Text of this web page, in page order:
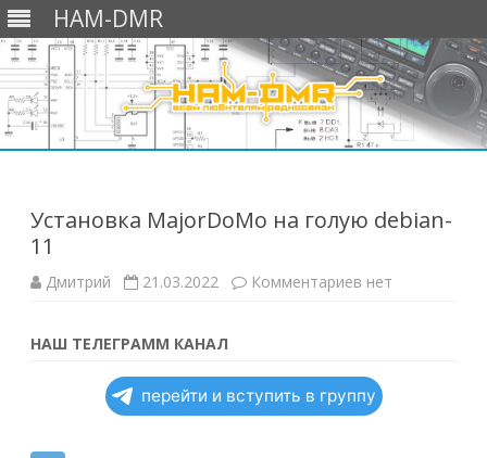
HAM-DMR
Установка MajorDoMo на голую debian-
11
Дмитрий 21.03.2022 Комментариев к
debian-
11
нет
НАШ ТЕЛЕГРАММ КАНАЛ
перейти и вступить в группу